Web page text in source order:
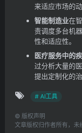
来适应市场的
智能制造业在
责调度多台机
性和适应性。
医疗服务中的
过分析大量的
提出定制化的治
# AI工具
© 版权声明
文章版权归作者所有，未